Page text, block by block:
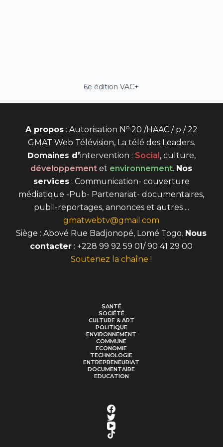
6e édition VAC+
A propos: Autorisation N o20 /HAAC / p / 22
GMAT Web Télévision, La télé des Leaders.
Domaines d’intervention : Social , culture,
développement et environnement. Nos
services: Communication- couverture
médiatique -Pub- Partenariat- documentaires,
publi-reportages, annonces et autres ...
gmatwebtv@gmail.com
Siège : Abové Rue Badjonopé, Lomé Togo. Nous
contacter : +228 99 92 59 01/ 90 41 29 00
Soutenez la chaîne !
SANTÉ
SOCIÉTÉ
CULTURE & ART
POLITIQUE
ENVIRONNEMENT
COMMUNE
ECONOMIE
TECHNOLOGIE
ENTREPRENEURIAT
DOCUMENTAIRE
EDUCATION